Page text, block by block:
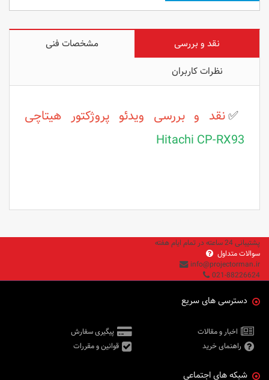
نقد و بررسی
مشخصات فنی
نظرات کاربران
✅نقد و بررسی ویدئو پروژکتور هیتاچی
Hitachi CP-RX93
پشتیبانی 24 ساعته در تمام ایام هفته
سوالات متداول
info@projectorman.ir
021-88226624
دسترسی های سریع
اخبار و مقالات
پیگیری سفارش
راهنمای خرید
قوانین و مقررات
شبکه های اجتماعی